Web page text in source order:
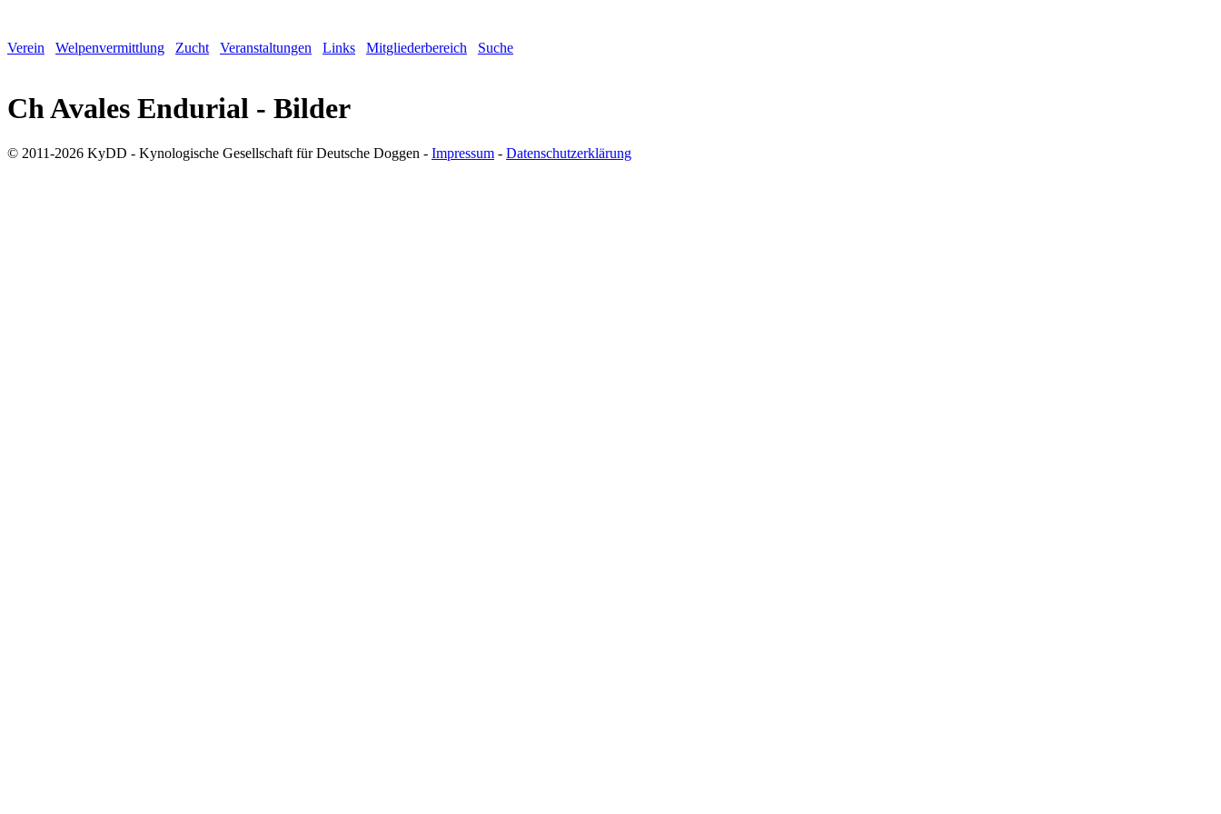
Verein Welpenvermittlung Zucht Veranstaltungen Links Mitgliederbereich Suche
Ch Avales Endurial - Bilder
© 2011-2026 KyDD - Kynologische Gesellschaft für Deutsche Doggen - Impressum - Datenschutzerklärung